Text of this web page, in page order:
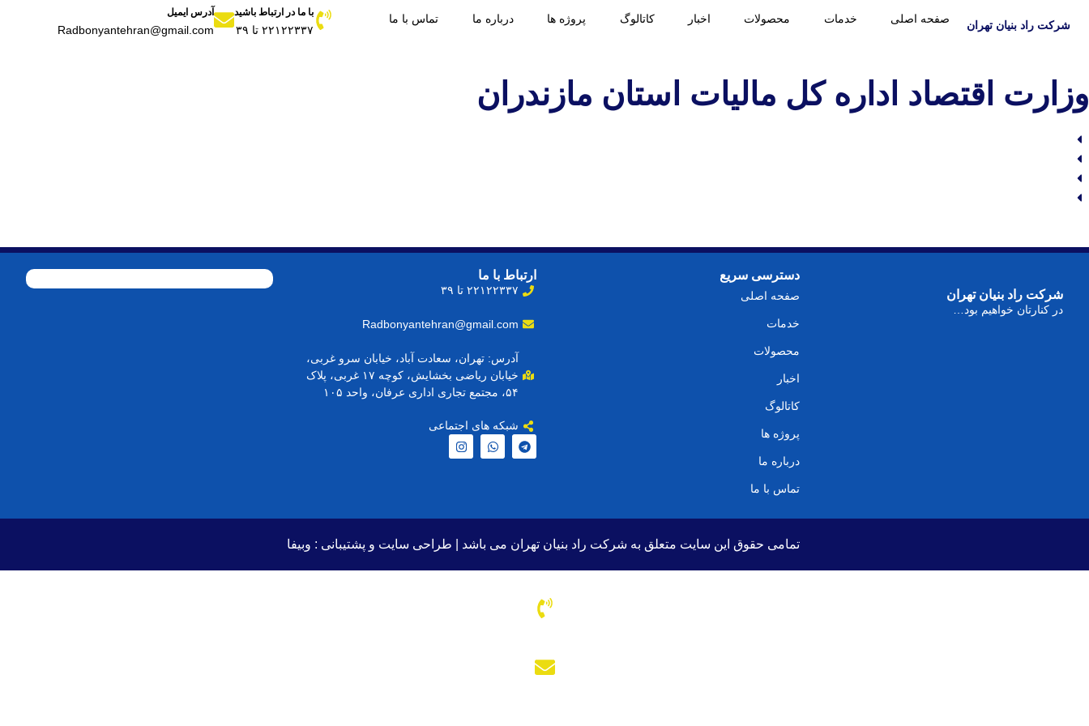
شرکت راد بنیان تهران صفحه اصلی خدمات محصولات اخبار کاتالوگ پروژه ها درباره ما تماس با ما با ما در ارتباط باشید
۲۲۱۲۲۳۳۷ تا ۳۹
آدرس ایمیل
Radbonyantehran@gmail.com
وزارت اقتصاد اداره کل مالیات استان مازندران
شرکت راد بنیان تهران
در کنارتان خواهیم بود…
دسترسی سریع
صفحه اصلی
خدمات
محصولات
اخبار
کاتالوگ
پروژه ها
درباره ما
تماس با ما
ارتباط با ما
۲۲۱۲۲۳۳۷ تا ۳۹
Radbonyantehran@gmail.com
آدرس: تهران، سعادت آباد، خیابان سرو غربی،
خیابان ریاضی بخشایش، کوچه ۱۷ غربی، پلاک
۵۴، مجتمع تجاری اداری عرفان، واحد ۱۰۵
شبکه های اجتماعی
تمامی حقوق این سایت متعلق به شرکت راد بنیان تهران می باشد | طراحی سایت و پشتیبانی : وبیفا